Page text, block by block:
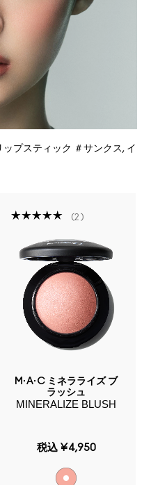
プスティック ＃サンクス, イ
2
M·A·C ミネラライズ ブ
ラッシュ
MINERALIZE BLUSH
税込 ¥4,950